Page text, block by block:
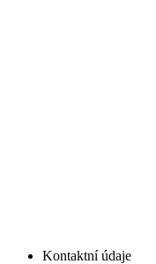
Kontaktní údaje